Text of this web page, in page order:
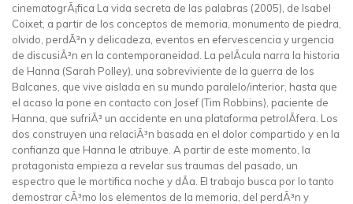
cinematogrÃ¡fica La vida secreta de las palabras (2005), de Isabel
Coixet, a partir de los conceptos de memoria, monumento de piedra,
olvido, perdÃ³n y delicadeza, eventos en efervescencia y urgencia
de discusiÃ³n en la contemporaneidad. La pelÃ­cula narra la historia
de Hanna (Sarah Polley), una sobreviviente de la guerra de los
Balcanes, que vive aislada en su mundo paralelo/interior, hasta que
el acaso la pone en contacto con Josef (Tim Robbins), paciente de
Hanna, que sufriÃ³ un accidente en una plataforma petrolÃ­fera. Los
dos construyen una relaciÃ³n basada en el dolor compartido y en la
confianza que Hanna le atribuye. A partir de este momento, la
protagonista empieza a revelar sus traumas del pasado, un
espectro que le mortifica noche y dÃ­a. El trabajo busca por lo tanto
demostrar cÃ³mo los elementos de la memoria, del perdÃ³n y